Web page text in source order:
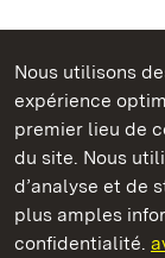
Nous utilisons
expérience
premier lieu de
du site. Nous
d’analyse et de
plus amples
confidentialité.
Châteaux et
Château